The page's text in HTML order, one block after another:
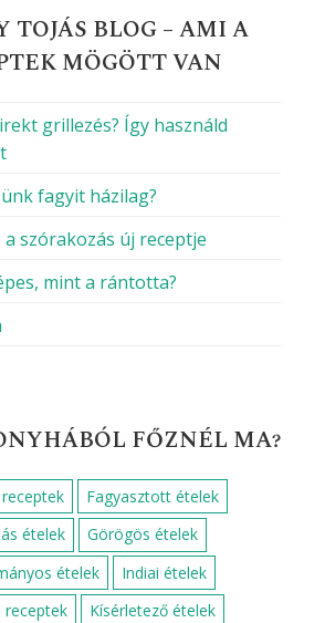
TOJÁS BLOG – AMI A
MÖGÖTT VAN
grillezés? Így használd
fagyit házilag?
a szórakozás új receptje
mint a rántotta?
FŐZNÉL MA?
Fagyasztott ételek
ételek
Görögös ételek
ételek
Indiai ételek
receptek
Kísérletező ételek